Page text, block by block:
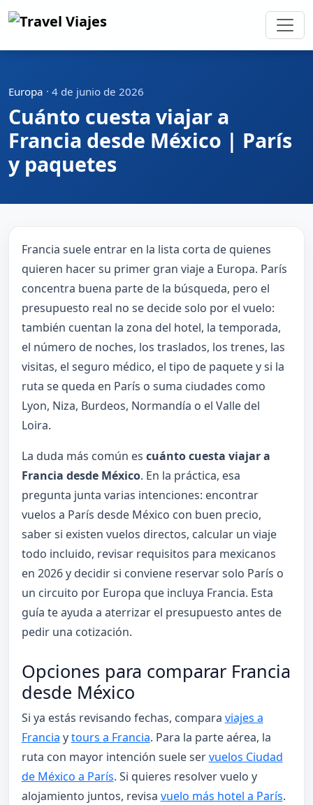
Europa · 4 de junio de 2026
Cuánto cuesta viajar a
Francia desde México | París
y paquetes
Francia suele entrar en la lista corta de quienes
quieren hacer su primer gran viaje a Europa. París
concentra buena parte de la búsqueda, pero el
presupuesto real no se decide solo por el vuelo:
también cuentan la zona del hotel, la temporada,
el número de noches, los traslados, los trenes, las
visitas, el seguro médico, el tipo de paquete y si la
ruta se queda en París o suma ciudades como
Lyon, Niza, Burdeos, Normandía o el Valle del
Loira.
La duda más común es cuánto cuesta viajar a
Francia desde México. En la práctica, esa
pregunta junta varias intenciones: encontrar
vuelos a París desde México con buen precio,
saber si existen vuelos directos, calcular un viaje
todo incluido, revisar requisitos para mexicanos
en 2026 y decidir si conviene reservar solo París o
un circuito por Europa que incluya Francia. Esta
guía te ayuda a aterrizar el presupuesto antes de
pedir una cotización.
Opciones para comparar Francia
desde México
Si ya estás revisando fechas, compara viajes a
Francia ytours a Francia. Para la parte aérea, la
ruta con mayor intención suele servuelos Ciudad
de México a París. Si quieres resolver vuelo y
alojamiento juntos, revisa vuelo más hotel a París.